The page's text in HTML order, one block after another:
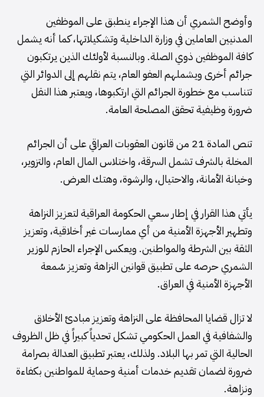
وأوضح الشمري أن هذا الإجراء ينطبق على الموظفين
المدنيين العاملين في وزارة الداخلية وتشكيلاتها، كما أنه يشمل
كافة الموظفين ذوي الصلة. وبالنسبة لأولئك الذين يرتكبون
جرائم أخرى ويشملهم العفو العام، يتم نقلهم إلى الدوائر التي
تتناسب مع خطورة الجرائم التي ارتكبوها، ويعتبر هذا النقل
ضرورة وظيفية تحقق المصلحة العامة.
تنص المادة 21 من قانون العقوبات العراقي على أن الجرائم
المخلة بالشرف تشمل السرقة، واختلاس المال العام، والتزوير،
وخيانة الأمانة، والاحتيال، والرشوة، وهتك العرض.
يأتي هذا القرار في إطار سعي الحكومة العراقية لتعزيز النزاهة
وتطهير الأجهزة الأمنية من أي ممارسات غير أخلاقية، وتعزيز
الثقة بين الشرطة والمواطنين. ويعكس الإجراء الحازم للوزير
الشمري حرصه على تطبيق قوانين النزاهة وتعزيز سُمعة
الأجهزة الأمنية في العراق.
لا تزال قضايا المحافظة على النزاهة وتعزيز مبادئ الأخلاق
والشفافية في العمل الحكومي تشكل تحدياً كبيراً في ظل الظروف
الحالية التي تمر بها البلاد. ولذلك، يعتبر تطبيق العدالة بصرامة
ضرورة لضمان تقديم خدمات أمنية وحماية للمواطنين بكفاءة
ونزاهة.